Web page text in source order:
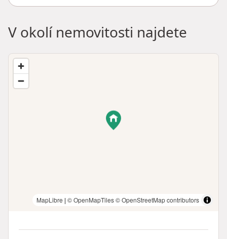
V okolí nemovitosti najdete
MapLibre | © OpenMapTiles© OpenStreetMap contributors